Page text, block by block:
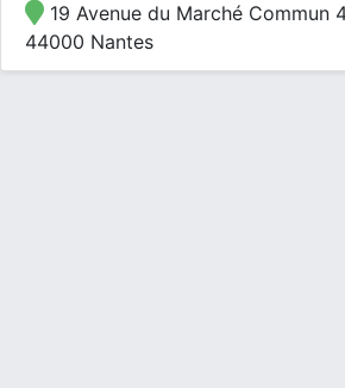
19 Avenue du Marché Commun
44000 Nantes